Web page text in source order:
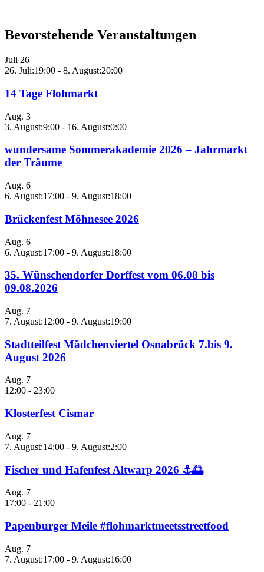
Bevorstehende Veranstaltungen
Juli 26
26. Juli:19:00 - 8. August:20:00
14 Tage Flohmarkt
Aug. 3
3. August:9:00 - 16. August:0:00
wundersame Sommerakademie 2026 – Jahrmarkt
der Träume
Aug. 6
6. August:17:00 - 9. August:18:00
Brückenfest Möhnesee 2026
Aug. 6
6. August:17:00 - 9. August:18:00
35. Wünschendorfer Dorffest vom 06.08 bis
09.08.2026
Aug. 7
7. August:12:00 - 9. August:19:00
Stadtteilfest Mädchenviertel Osnabrück 7.bis 9.
August 2026
Aug. 7
12:00 - 23:00
Klosterfest Cismar
Aug. 7
7. August:14:00 - 9. August:2:00
Fischer und Hafenfest Altwarp 2026 ⚓🌅
Aug. 7
17:00 - 21:00
Papenburger Meile #flohmarktmeetsstreetfood
Aug. 7
7. August:17:00 - 9. August:16:00